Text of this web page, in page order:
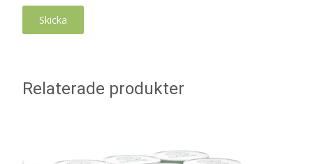
Relaterade produkter